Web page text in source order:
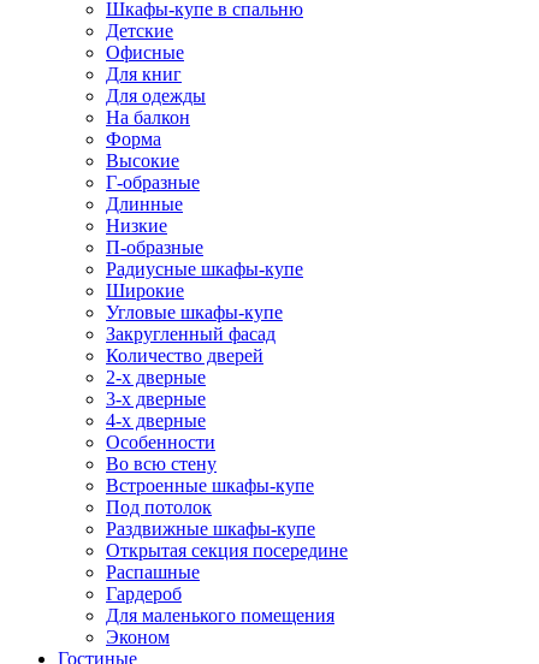
Шкафы-купе в спальню
Детские
Офисные
Для книг
Для одежды
На балкон
Форма
Высокие
Г-образные
Длинные
Низкие
П-образные
Радиусные шкафы-купе
Широкие
Угловые шкафы-купе
Закругленный фасад
Количество дверей
2-х дверные
3-х дверные
4-х дверные
Особенности
Во всю стену
Встроенные шкафы-купе
Под потолок
Раздвижные шкафы-купе
Открытая секция посередине
Распашные
Гардероб
Для маленького помещения
Эконом
Гостиные